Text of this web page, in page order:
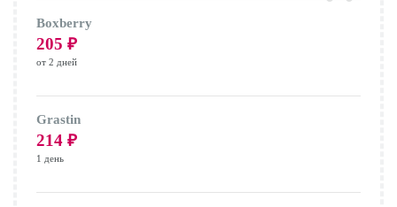
Boxberry
205 ₽
от 2 дней
Grastin
214 ₽
1 день